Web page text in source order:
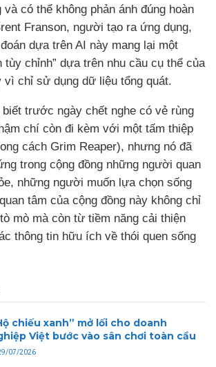
có thể không phản ánh đúng hoàn
Franson, người tạo ra ứng dụng,
dựa trên AI này mang lại một
tùy chỉnh” dựa trên nhu cầu cụ thể của
vì chỉ sử dụng dữ liệu tổng quát.
trước ngày chết nghe có vẻ rùng
chí còn đi kèm với một tấm thiệp
cách Grim Reaper), nhưng nó đã
trong cộng đồng những người quan
những người muốn lựa chọn sống
tâm của cộng đồng này không chỉ
mò mà còn từ tiềm năng cải thiện
thông tin hữu ích về thói quen sống
chiếu xanh” mở lối cho doanh
Việt bước vào sân chơi toàn cầu
07/2026